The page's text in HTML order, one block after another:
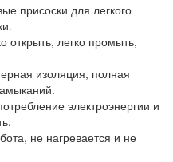
присоски для легкого
открыть, легко промыть,
изоляция, полная
электроэнергии и
не нагревается и не